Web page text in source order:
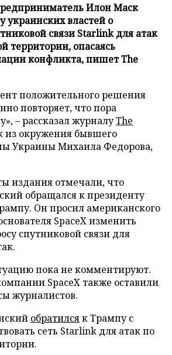
Илон Маск
украинских властей о
связи Starlink для атак
территории, опасаясь
конфликта, пишет The
положительного решения
повторяет, что пора
– рассказал журналуThe
из окружения бывшего
Украины Михаила Федорова,
издания отмечали, что
обращался к президенту
Он просил американского
SpaceX изменить
спутниковой связи для
пока не комментируют.
SpaceX также оставили
журналистов.
обратилсяк Трампу с
сеть Starlink для атак по